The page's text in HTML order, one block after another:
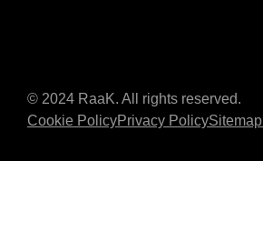
© 2024 RaaK. All rights reserved.
Cookie PolicyPrivacy PolicySitemap